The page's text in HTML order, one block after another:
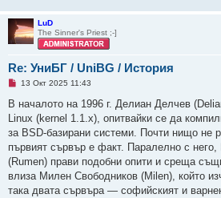
LuD
The Sinner's Priest ;-]
Re: УниБГ / UniBG / История
Н
п
о
ч
т
е
о
м
13 Окт 2025 11:43
В началото на 1996 г. Делиан Делчев
Linux (kernel 1.1.x), опитвайки се да
за BSD-базирани системи. Почти нищо не
първият сървър е факт. Паралелно с
(Rumen) прави подобни опити и среща
влиза Милен Свободников (Milen), който
така двата сървъра — софийският и